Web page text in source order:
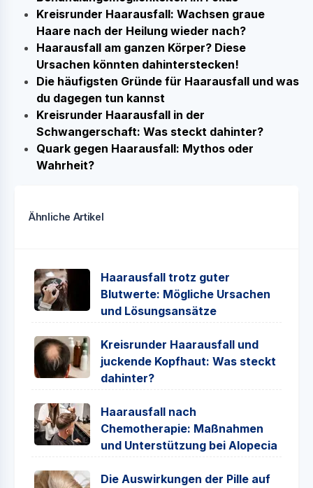
Kreisrunder Haarausfall: Wachsen graue
Haare nach der Heilung wieder nach?
Haarausfall am ganzen Körper? Diese
Ursachen könnten dahinterstecken!
Die häufigsten Gründe für Haarausfall und was
du dagegen tun kannst
Kreisrunder Haarausfall in der
Schwangerschaft: Was steckt dahinter?
Quark gegen Haarausfall: Mythos oder
Wahrheit?
Ähnliche Artikel
Haarausfall trotz guter
Blutwerte: Mögliche Ursachen
und Lösungsansätze
Kreisrunder Haarausfall und
juckende Kopfhaut: Was steckt
dahinter?
Haarausfall nach
Chemotherapie: Maßnahmen
und Unterstützung bei Alopecia
Die Auswirkungen der Pille auf